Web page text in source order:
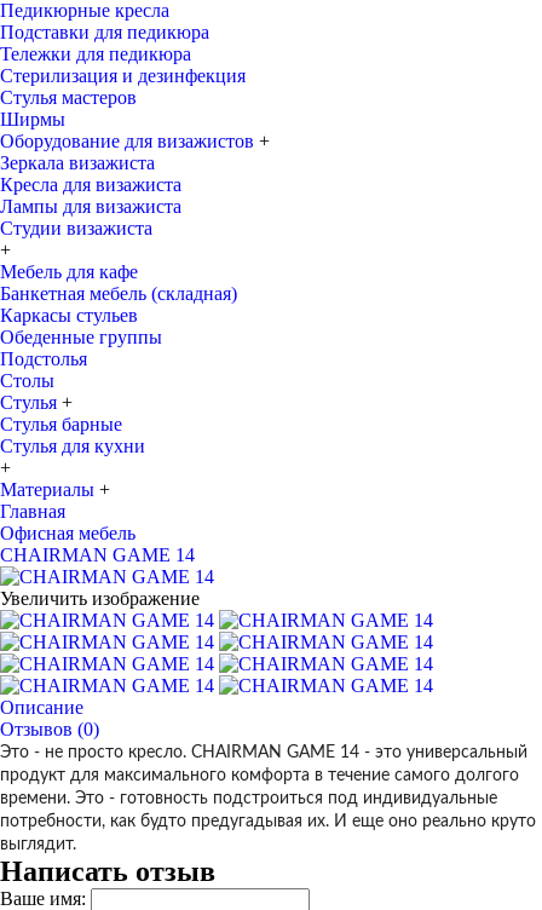
Педикюрные кресла
Подставки для педикюра
Тележки для педикюра
Стерилизация и дезинфекция
Стулья мастеров
Ширмы
Оборудование для визажистов +
Зеркала визажиста
Кресла для визажиста
Лампы для визажиста
Студии визажиста
+
Мебель для кафе
Банкетная мебель (складная)
Каркасы стульев
Обеденные группы
Подстолья
Столы
Стулья +
Стулья барные
Стулья для кухни
+
Материалы +
Главная
Офисная мебель
CHAIRMAN GAME 14
Увеличить изображение
Описание
Отзывов (0)
Это - не просто кресло. CHAIRMAN GAME 14 - это универсальный
продукт для максимального комфорта в течение самого долгого
времени. Это - готовность подстроиться под индивидуальные
потребности, как будто предугадывая их. И еще оно реально круто
выглядит.
Написать отзыв
Ваше имя: